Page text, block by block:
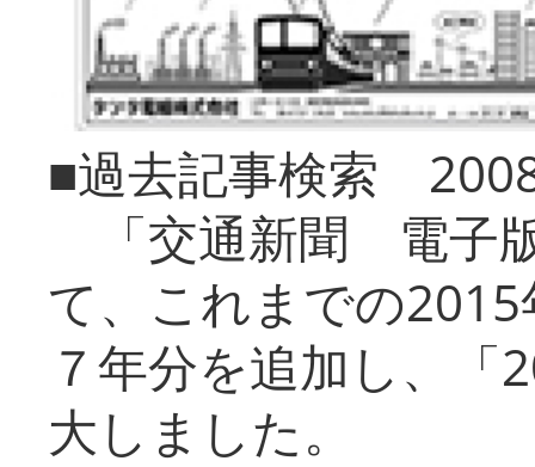
■過去記事検索
「交通新聞 電子
て、これまでの
７年分を追加し、「
大しまし